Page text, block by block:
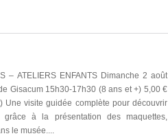
– ATELIERS ENFANTS Dimanche 2 août
Gisacum 15h30-17h30 (8 ans et +) 5,00 €
Une visite guidée complète pour découvrir
à la présentation des maquettes,
le musée....